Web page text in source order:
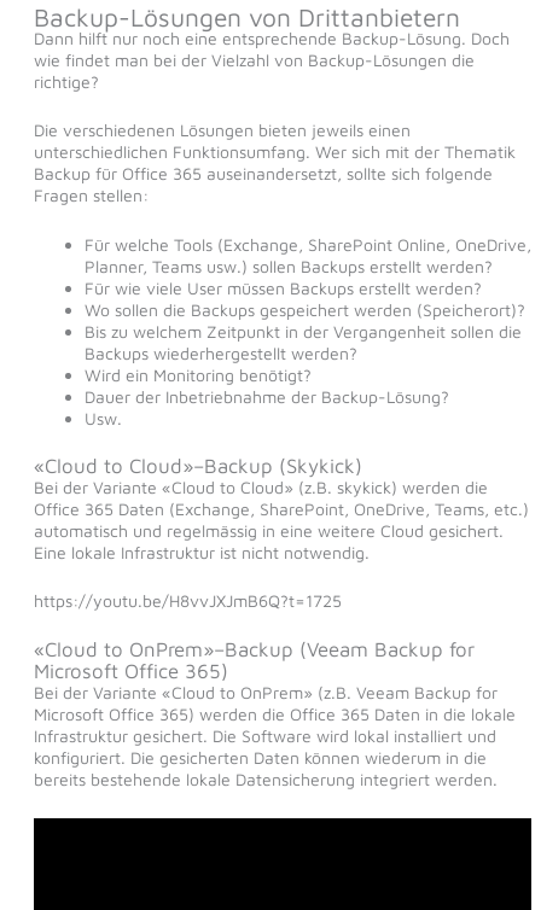
Backup-Lösungen von Drittanbietern
Dann hilft nur noch eine entsprechende Backup-Lösung. Doch
wie findet man bei der Vielzahl von Backup-Lösungen die
richtige?
Die verschiedenen Lösungen bieten jeweils einen
unterschiedlichen Funktionsumfang. Wer sich mit der Thematik
Backup für Office 365 auseinandersetzt, sollte sich folgende
Fragen stellen:
Für welche Tools (Exchange, SharePoint Online, OneDrive,
Planner, Teams usw.) sollen Backups erstellt werden?
Für wie viele User müssen Backups erstellt werden?
Wo sollen die Backups gespeichert werden (Speicherort)?
Bis zu welchem Zeitpunkt in der Vergangenheit sollen die
Backups wiederhergestellt werden?
Wird ein Monitoring benötigt?
Dauer der Inbetriebnahme der Backup-Lösung?
Usw.
«Cloud to Cloud»–Backup (Skykick)
Bei der Variante «Cloud to Cloud» (z.B. skykick) werden die
Office 365 Daten (Exchange, SharePoint, OneDrive, Teams, etc.)
automatisch und regelmässig in eine weitere Cloud gesichert.
Eine lokale Infrastruktur ist nicht notwendig.
https://youtu.be/H8vvJXJmB6Q?t=1725
«Cloud to OnPrem»–Backup (Veeam Backup for
Microsoft Office 365)
Bei der Variante «Cloud to OnPrem» (z.B. Veeam Backup for
Microsoft Office 365) werden die Office 365 Daten in die lokale
Infrastruktur gesichert. Die Software wird lokal installiert und
konfiguriert. Die gesicherten Daten können wiederum in die
bereits bestehende lokale Datensicherung integriert werden.